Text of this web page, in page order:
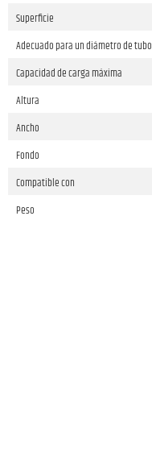
Superficie
Adecuado para un diámetro de tubo
Capacidad de carga máxima
Altura
Ancho
Fondo
Compatible con
Peso